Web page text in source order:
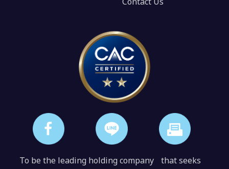
To be the leading holding company that seeks